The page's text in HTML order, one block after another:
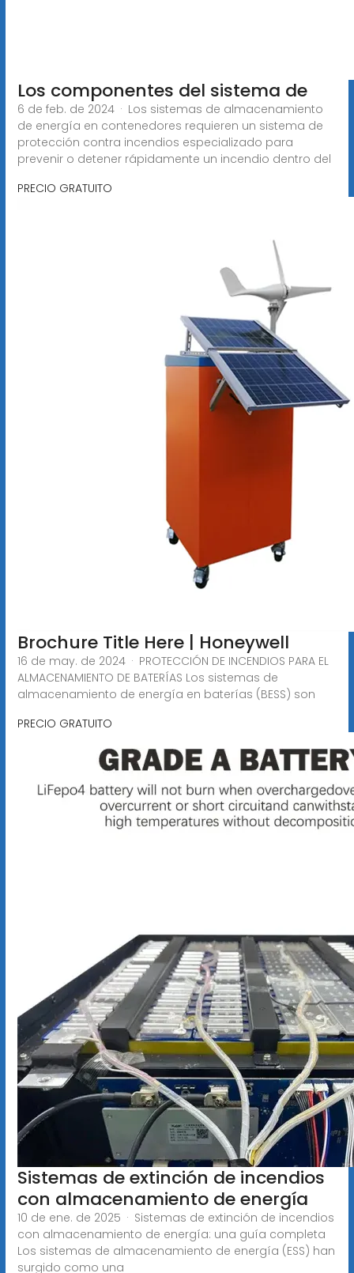
Los componentes del sistema de
6 de feb. de 2024 · Los sistemas de almacenamiento
de energía en contenedores requieren un sistema de
protección contra incendios especializado para
prevenir o detener rápidamente un incendio dentro del
PRECIO GRATUITO
Brochure Title Here | Honeywell
16 de may. de 2024 · PROTECCIÓN DE INCENDIOS PARA EL
ALMACENAMIENTO DE BATERÍAS Los sistemas de
almacenamiento de energía en baterías (BESS) son
PRECIO GRATUITO
Sistemas de extinción de incendios
con almacenamiento de energía
10 de ene. de 2025 · Sistemas de extinción de incendios
con almacenamiento de energía: una guía completa
Los sistemas de almacenamiento de energía (ESS) han
surgido como una